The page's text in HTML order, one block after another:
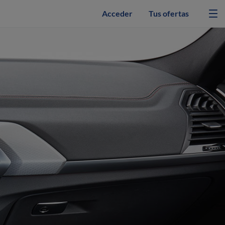
Acceder Tus ofertas